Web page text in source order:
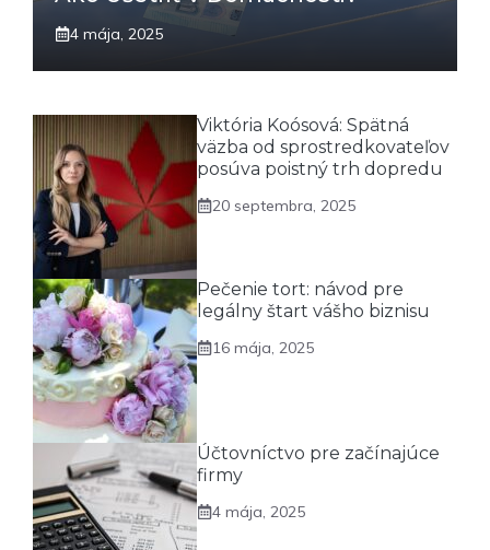
4 mája, 2025
Viktória Koósová: Spätná
väzba od sprostredkovateľov
posúva poistný trh dopredu
20 septembra, 2025
Pečenie tort: návod pre
legálny štart vášho biznisu
16 mája, 2025
Účtovníctvo pre začínajúce
firmy
4 mája, 2025